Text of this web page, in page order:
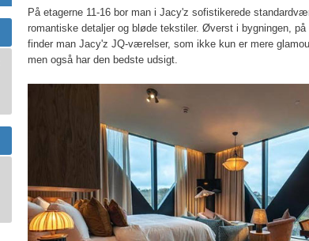
På etagerne 11-16 bor man i Jacy'z sofistikerede
romantiske detaljer og bløde tekstiler. Øverst i bygningen, på
finder man Jacy'z JQ-værelser, som ikke kun er mere
men også har den bedste udsigt.